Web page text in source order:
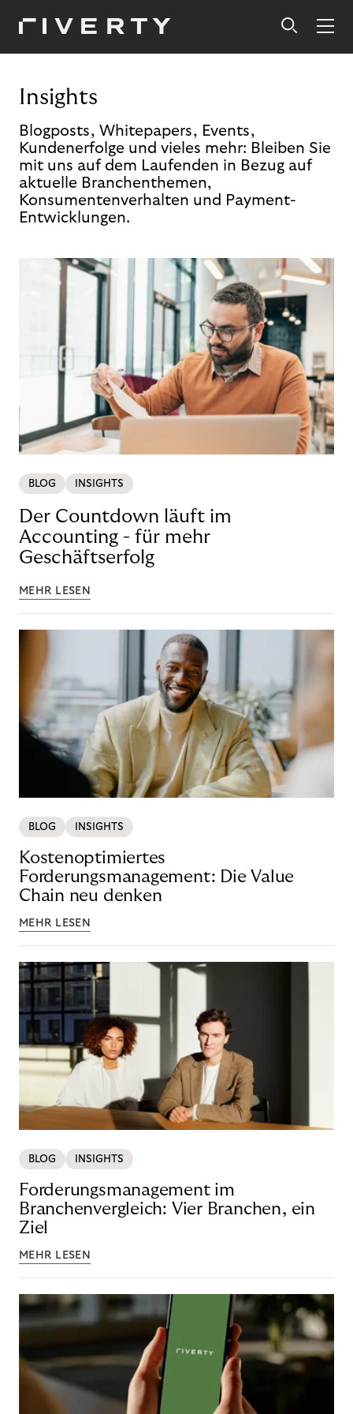
Insights
Blogposts, Whitepapers, Events,
Kundenerfolge und vieles mehr: Bleiben Sie
mit uns auf dem Laufenden in Bezug auf
aktuelle Branchenthemen,
Konsumentenverhalten und Payment-
Entwicklungen.
BLOG INSIGHTS
Der Countdown läuft im
Accounting - für mehr
Geschäftserfolg
MEHR LESEN
BLOG INSIGHTS
Kostenoptimiertes
Forderungsmanagement: Die Value
Chain neu denken
MEHR LESEN
BLOG INSIGHTS
Forderungsmanagement im
Branchenvergleich: Vier Branchen, ein
Ziel
MEHR LESEN